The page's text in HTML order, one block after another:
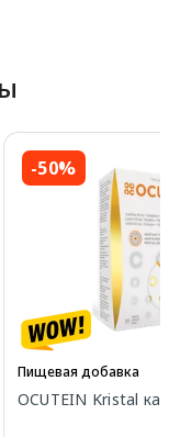
-50%
Пищевая добавка
OCUTEIN Kristal